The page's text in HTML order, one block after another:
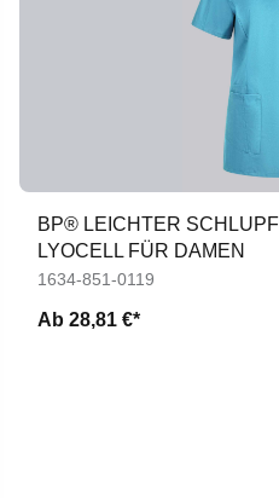
BP® LEICHTER
LYOCELL FÜR DAMEN
1634-851-0119
Ab 28,81 €*